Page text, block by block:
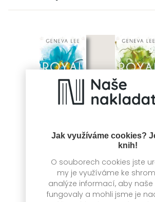
Jak využíváme cookies?
knih!
O souborech cookies jste
my je využíváme ke
analýze informací, aby
fungovaly a mohli jsme je
Vášeň
Geneva Lee
Chtíč
Geneva